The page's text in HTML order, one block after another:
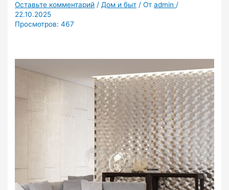
Оставьте комментарий / Дом и быт / Отadmin /
22.10.2025
Просмотров: 467